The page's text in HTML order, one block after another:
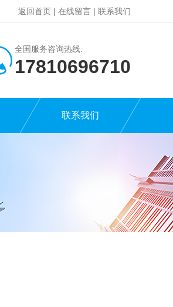
返回首页 | 在线留言 | 联系我们
全国服务咨询热线:
17810696710
联系我们